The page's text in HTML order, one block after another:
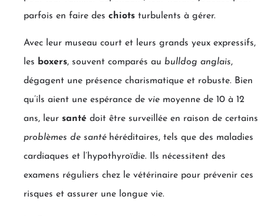
parfois en faire des chiots turbulents à gérer.
Avec leur museau court et leurs grands yeux expressifs,
les boxers, souvent comparés au bulldog anglais,
dégagent une présence charismatique et robuste. Bien
qu’ils aient une espérance de vie moyenne de 10 à 12
ans, leur santé doit être surveillée en raison de certains
problèmes de santéhéréditaires, tels que des maladies
cardiaques et l’hypothyroïdie. Ils nécessitent des
examens réguliers chez le vétérinaire pour prévenir ces
risques et assurer une longue vie.